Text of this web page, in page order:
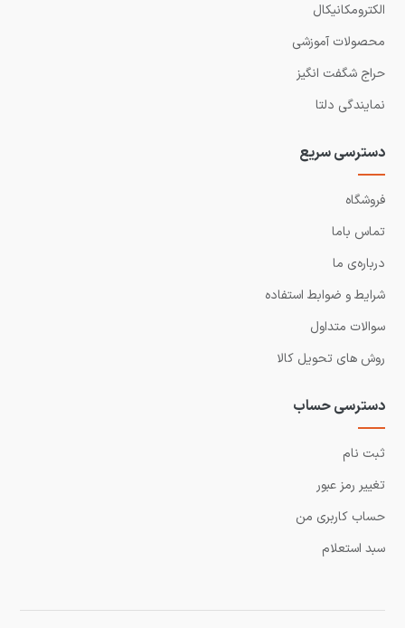
الکترومکانیکال
محصولات آموزشی
حراج شگفت انگیز
نمایندگی دلتا
دسترسی سریع
فروشگاه
تماس باما
درباره‌ی ما
شرایط و ضوابط استفاده
سوالات متداول
روش های تحویل کالا
دسترسی حساب
ثبت نام
تغییر رمز عبور
حساب کاربری من
سبد استعلام